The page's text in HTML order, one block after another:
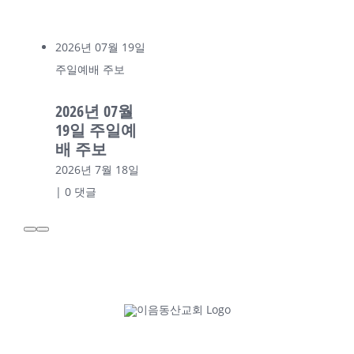
2026년 07월 19일
주일예배 주보
2026년 07월
19일 주일예
배 주보
2026년 7월 18일
| 0 댓글